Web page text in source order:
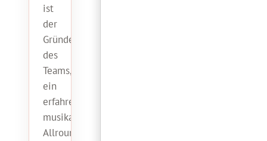
ist
der
Gründer
des
Teams,
ein
erfahrener
musikalischer
Allrounder